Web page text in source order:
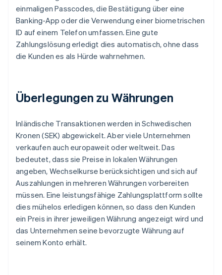
einmaligen Passcodes, die Bestätigung über eine
Banking-App oder die Verwendung einer biometrischen
ID auf einem Telefon umfassen. Eine gute
Zahlungslösung erledigt dies automatisch, ohne dass
die Kunden es als Hürde wahrnehmen.
Überlegungen zu Währungen
Inländische Transaktionen werden in Schwedischen
Kronen (SEK) abgewickelt. Aber viele Unternehmen
verkaufen auch europaweit oder weltweit. Das
bedeutet, dass sie Preise in lokalen Währungen
angeben, Wechselkurse berücksichtigen und sich auf
Auszahlungen in mehreren Währungen vorbereiten
müssen. Eine leistungsfähige Zahlungsplattform sollte
dies mühelos erledigen können, so dass den Kunden
ein Preis in ihrer jeweiligen Währung angezeigt wird und
das Unternehmen seine bevorzugte Währung auf
seinem Konto erhält.